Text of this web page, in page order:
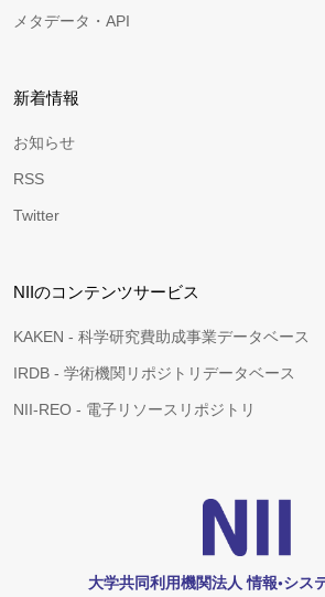
メタデータ・API
新着情報
お知らせ
RSS
Twitter
NIIのコンテンツサービス
KAKEN - 科学研究費助成事業データベース
IRDB - 学術機関リポジトリデータベース
NII-REO - 電子リソースリポジトリ
大学共同利用機関法人 情報•シス